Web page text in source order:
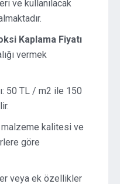
ve kullanılacak
Kaplama Fiyatı
vermek
50 TL / m2 ile 150
kalitesi ve
göre
veya ek özellikler